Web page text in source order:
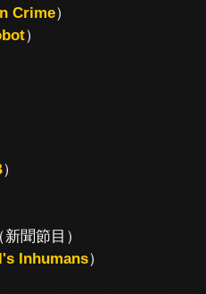
Crime）
）
）
聞節目）
Inhumans）